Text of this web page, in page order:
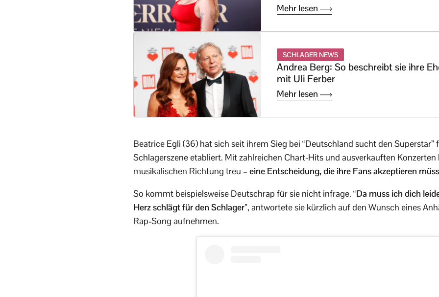
Mehr lesen
SCHLAGER NEWS
Andrea Berg: So beschreibt sie ihre
mit Uli Ferber
Mehr lesen
Beatrice Egli (36) hat sich seit ihrem Sieg bei “Deutschland sucht den Superstar”
Schlagerszene etabliert. Mit zahlreichen Chart-Hits und ausverkauften Konzerten
musikalischen Richtung treu – eine Entscheidung, die ihre Fans akzeptieren
So kommt beispielsweise Deutschrap für sie nicht infrage. “Da muss ich dich
Herz schlägt für den Schlager”, antwortete sie kürzlich auf den Wunsch eines
Rap-Song aufnehmen.